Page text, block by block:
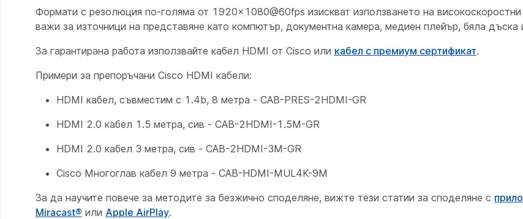
Формати с резолюция по-голяма от 1920×1080@60fps изискват използването на
важи за източници на представяне като компютър, документна камера, медиен плейър, бяла дъска
За гарантирана работа използвайте кабел HDMI от Cisco или кабел с премиум сертификат.
Примери за препоръчани Cisco HDMI кабели:
HDMI кабел, съвместим с 1.4b, 8 метра - CAB-PRES-2HDMI-GR
HDMI 2.0 кабел 1.5 метра, сив - CAB-2HDMI-1.5M-GR
HDMI 2.0 кабел 3 метра, сив - CAB-2HDMI-3M-GR
Cisco Многоглав кабел 9 метра - CAB-HDMI-MUL4K-9M
За да научите повече за методите за безжично споделяне, вижте тези статии за споделяне с
Miracast® или Apple AirPlay.